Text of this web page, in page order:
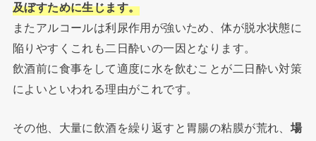
及ぼすために生じます。
またアルコールは利尿作用が強いため、体が脱水状態に
陥りやすくこれも二日酔いの一因となります。
飲酒前に食事をして適度に水を飲むことが二日酔い対策
によいといわれる理由がこれです。
その他、大量に飲酒を繰り返すと胃腸の粘膜が荒れ、 場